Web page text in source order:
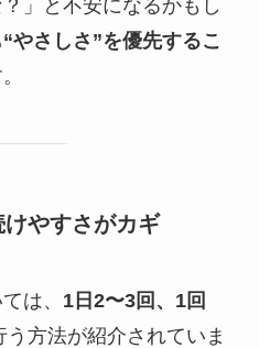
」と不安になるかもし
やさしさ”を優先するこ
やすさがカギ
は、 1日2〜3回、1回
う方法が紹介されていま